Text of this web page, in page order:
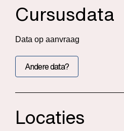
Cursusdata
Data op aanvraag
Andere data?
Locaties